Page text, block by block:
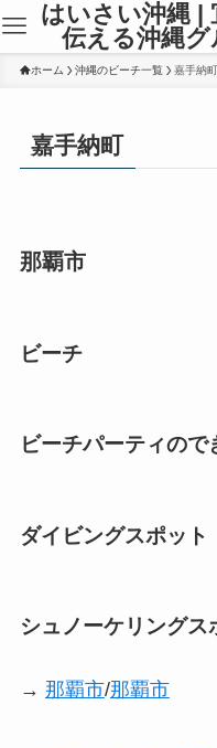
はいさい沖縄 |
伝える沖縄グ
ホーム 沖縄のビーチ一覧 嘉手納町
嘉手納町
那覇市
ビーチ
ビーチパーティので
ダイビングスポット
シュノーケリングス
→ 那覇市/那覇市